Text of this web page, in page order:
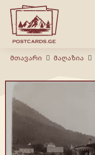
Მთავარი Მაღაზია